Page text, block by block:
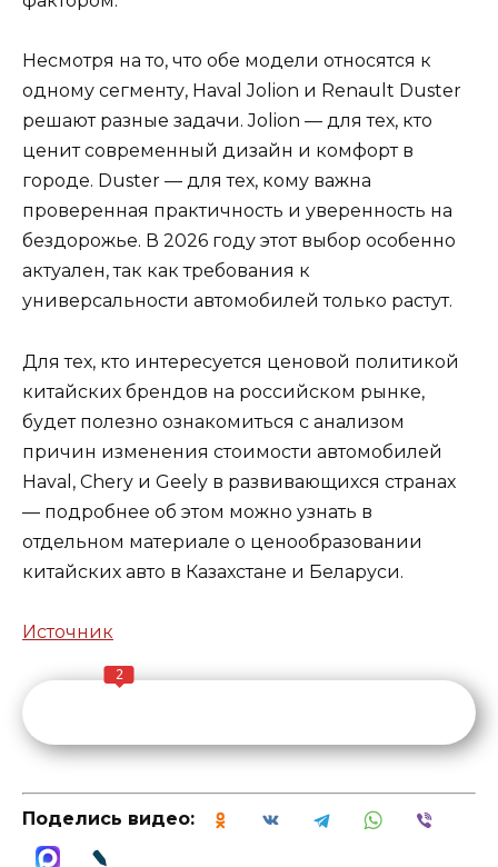
Несмотря на то, что обе модели относятся к
одному сегменту, Haval Jolion и Renault Duster
решают разные задачи. Jolion — для тех, кто
ценит современный дизайн и комфорт в
городе. Duster — для тех, кому важна
проверенная практичность и уверенность на
бездорожье. В 2026 году этот выбор особенно
актуален, так как требования к
универсальности автомобилей только растут.
Для тех, кто интересуется ценовой политикой
китайских брендов на российском рынке,
будет полезно ознакомиться с анализом
причин изменения стоимости автомобилей
Haval, Chery и Geely в развивающихся странах
— подробнее об этом можно узнать в
отдельном материале о ценообразовании
китайских авто в Казахстане и Беларуси.
Источник
2
Поделись видео: